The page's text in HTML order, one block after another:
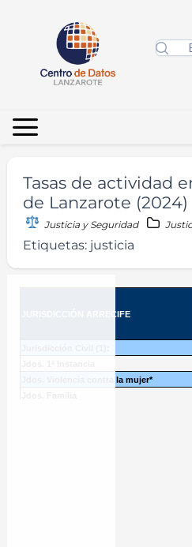
Tasas de actividad
de Lanzarote (2024)
Justicia y Seguridad
Etiquetas: justicia